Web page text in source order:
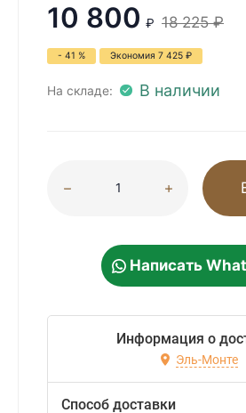
10 800 ₽ 18 225 ₽
- 41 % Экономия 7 425 ₽
На складе: В наличии
Написать
Информация о
Эль-Монте
Способ доставки